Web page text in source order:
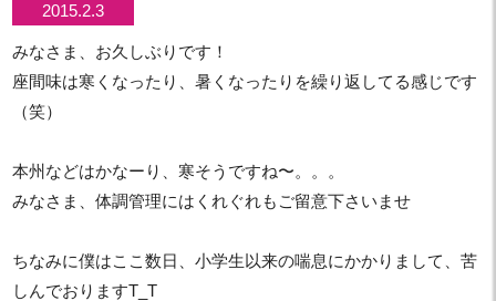
2015.2.3
みなさま、お久しぶりです！
座間味は寒くなったり、暑くなったりを繰り返してる感じです
（笑）
本州などはかなーり、寒そうですね〜。。。
みなさま、体調管理にはくれぐれもご留意下さいませ
ちなみに僕はここ数日、小学生以来の喘息にかかりまして、苦
しんでおりますT_T